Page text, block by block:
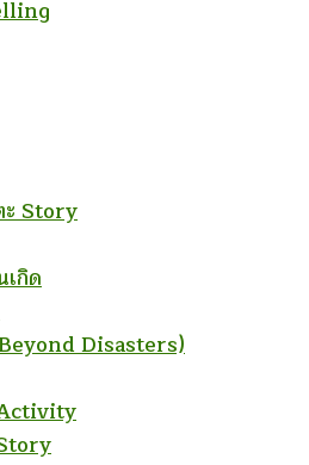
ะ Story
กิด
Disasters)